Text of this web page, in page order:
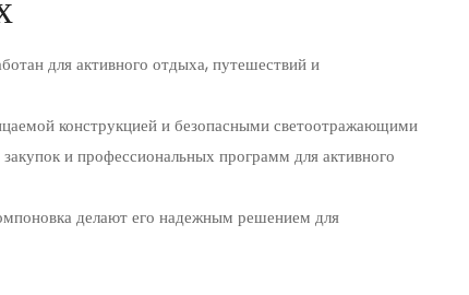
для активного отдыха, путешествий и
конструкцией и безопасными светоотражающими
и профессиональных программ для активного
делают его надежным решением для